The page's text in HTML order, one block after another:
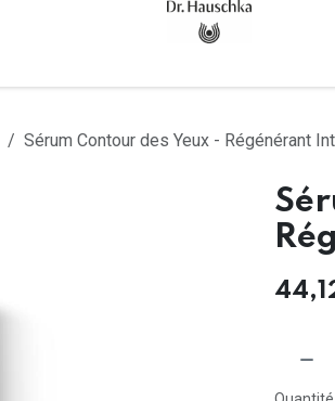
Sérum Contour des Yeux - Régénérant